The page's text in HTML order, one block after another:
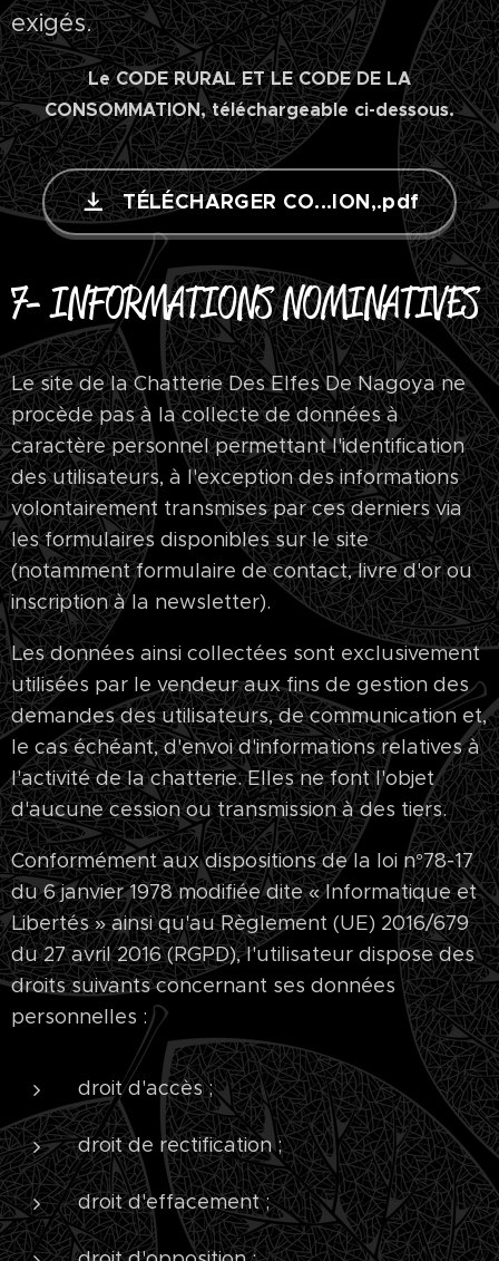
exigés.
Le CODE RURAL ET LE CODE DE LA
CONSOMMATION,téléchargeable ci-dessous.
TÉLÉCHARGER CO...ION,.pdf
7- INFORMATIONS NOMINATIVES
Le site de la Chatterie Des Elfes De Nagoya ne
procède pas à la collecte de données à
caractère personnel permettant l'identification
des utilisateurs, à l'exception des informations
volontairement transmises par ces derniers via
les formulaires disponibles sur le site
(notamment formulaire de contact, livre d'or ou
inscription à la newsletter).
Les données ainsi collectées sont exclusivement
utilisées par le vendeur aux fins de gestion des
demandes des utilisateurs, de communication et,
le cas échéant, d'envoi d'informations relatives à
l'activité de la chatterie. Elles ne font l'objet
d'aucune cession ou transmission à des tiers.
Conformément aux dispositions de la loi n°78-17
du 6 janvier 1978 modifiée dite « Informatique et
Libertés » ainsi qu'au Règlement (UE) 2016/679
du 27 avril 2016 (RGPD), l'utilisateur dispose des
droits suivants concernant ses données
personnelles :
droit d'accès ;
droit de rectification ;
droit d'effacement ;